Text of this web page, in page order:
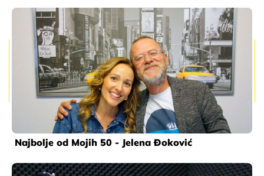
Najbolje od Mojih 50 - Jelena Đoković